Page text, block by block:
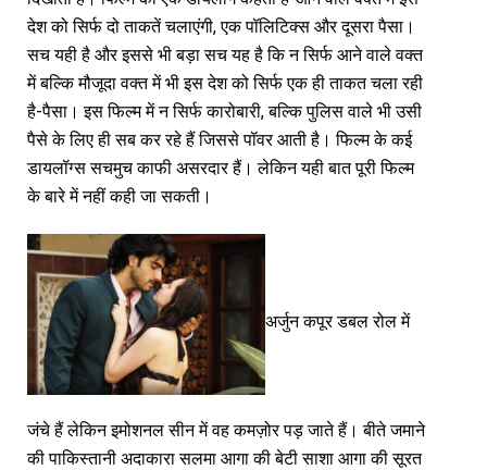
देश को सिर्फ दो ताकतें चलाएंगी, एक पॉलिटिक्स और दूसरा पैसा।
सच यही है और इससे भी बड़ा सच यह है कि न सिर्फ आने वाले वक्त
में बल्कि मौजूदा वक्त में भी इस देश को सिर्फ एक ही ताकत चला रही
है-पैसा। इस फिल्म में न सिर्फ कारोबारी, बल्कि पुलिस वाले भी उसी
पैसे के लिए ही सब कर रहे हैं जिससे पॉवर आती है। फिल्म के कई
डायलॉग्स सचमुच काफी असरदार हैं। लेकिन यही बात पूरी फिल्म
के बारे में नहीं कही जा सकती।
अर्जुन कपूर डबल रोल में
जंचे हैं लेकिन इमोशनल सीन में वह कमज़ोर पड़ जाते हैं। बीते जमाने
की पाकिस्तानी अदाकारा सलमा आगा की बेटी साशा आगा की सूरत